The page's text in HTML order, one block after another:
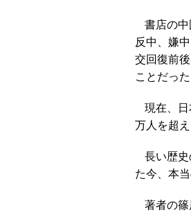
書店の
反中、嫌
交回復前
ことだった
現在、
万人を超
長い歴
た今、本
著者の